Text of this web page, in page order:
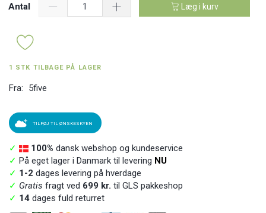
Antal Læg i kurv
1 STK TILBAGE PÅ LAGER
Fra: 5five
TILFØJ TIL ØNSKESKYEN
✓ 100% dansk webshop og kundeservice
✓ På eget lager i Danmark til levering NU
✓ 1-2 dages levering på hverdage
✓ Gratis fragt ved 699 kr. til GLS pakkeshop
✓ 14 dages fuld returret